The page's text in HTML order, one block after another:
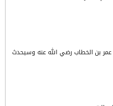
بن الخطاب رضي الله عنه وسيحدث